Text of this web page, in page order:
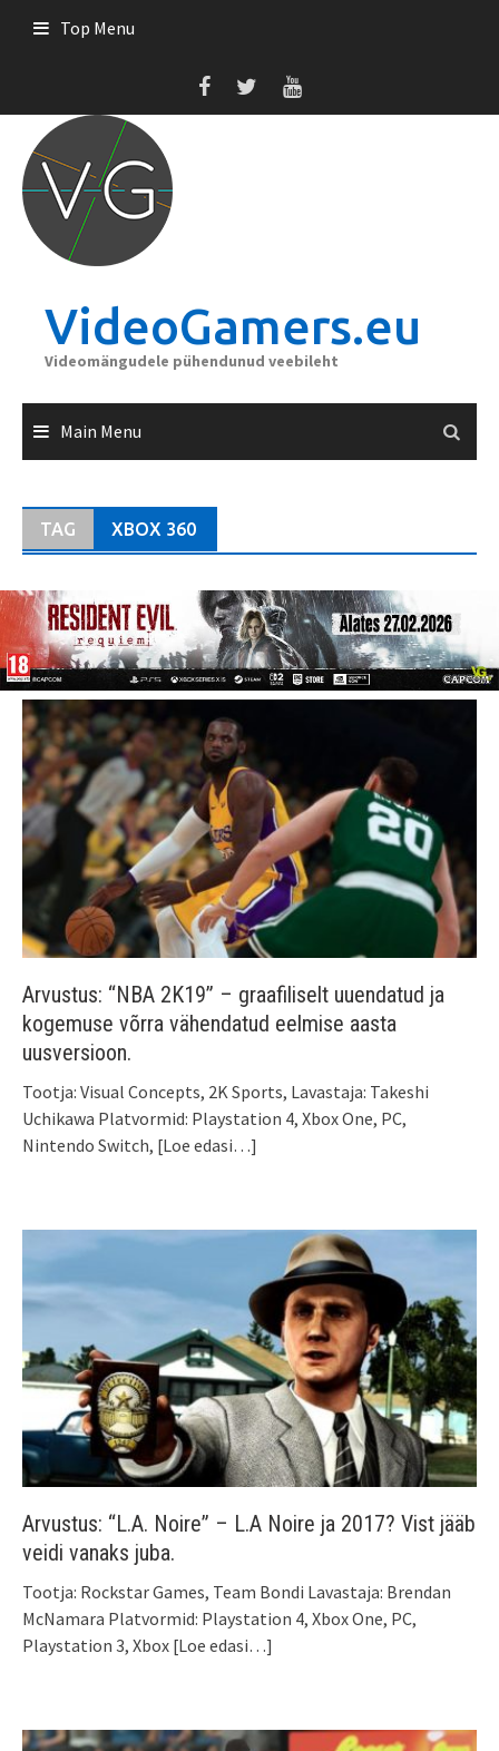
Top Menu
VideoGamers.eu
Videomängudele pühendunud veebileht
Main Menu
TAG XBOX 360
Arvustus: “NBA 2K19” – graafiliselt uuendatud ja
kogemuse võrra vähendatud eelmise aasta
uusversioon.
Tootja: Visual Concepts, 2K Sports, Lavastaja: Takeshi
Uchikawa Platvormid: Playstation 4, Xbox One, PC,
Nintendo Switch, [Loe edasi…]
Arvustus: “L.A. Noire” – L.A Noire ja 2017? Vist jääb
veidi vanaks juba.
Tootja: Rockstar Games, Team Bondi Lavastaja: Brendan
McNamara Platvormid: Playstation 4, Xbox One, PC,
Playstation 3, Xbox [Loe edasi…]